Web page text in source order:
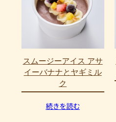
スムージーアイス アサ
イーバナナとヤギミル
ク
続きを読む